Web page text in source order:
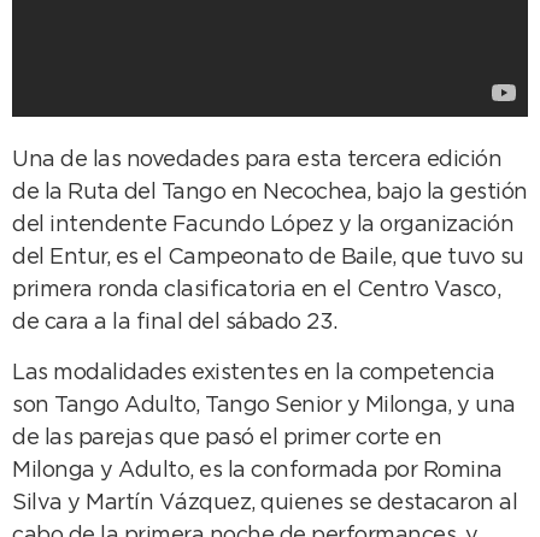
Una de las novedades para esta tercera edición
de la Ruta del Tango en Necochea, bajo la gestión
del intendente Facundo López y la organización
del Entur, es el Campeonato de Baile, que tuvo su
primera ronda clasificatoria en el Centro Vasco,
de cara a la final del sábado 23.
Las modalidades existentes en la competencia
son Tango Adulto, Tango Senior y Milonga, y una
de las parejas que pasó el primer corte en
Milonga y Adulto, es la conformada por Romina
Silva y Martín Vázquez, quienes se destacaron al